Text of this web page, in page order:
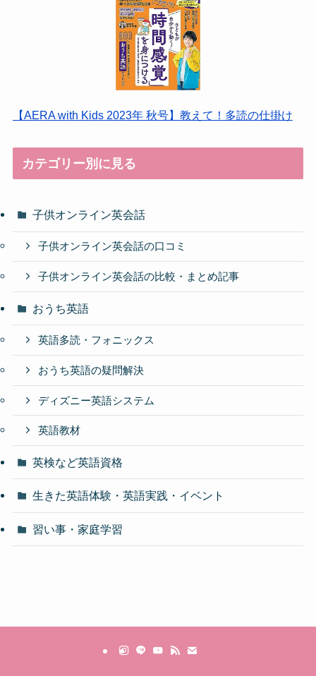
【AERA with Kids 2023年 秋号】教えて！多読の仕掛け
カテゴリー別に見る
子供オンライン英会話
子供オンライン英会話の口コミ
子供オンライン英会話の比較・まとめ記事
おうち英語
英語多読・フォニックス
おうち英語の疑問解決
ディズニー英語システム
英語教材
英検など英語資格
生きた英語体験・英語実践・イベント
習い事・家庭学習